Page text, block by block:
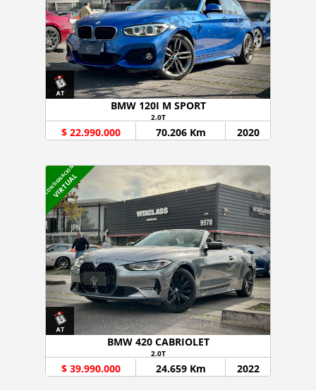
BMW 120I M SPORT
2.0T
$ 22.990.000 70.206 Km 2020
CONSIGNACION
VIRTUAL
BMW 420 CABRIOLET
2.0T
$ 39.990.000 24.659 Km 2022